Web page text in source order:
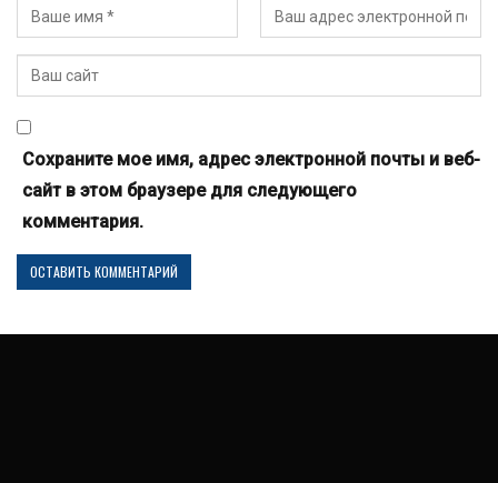
Сохраните мое имя, адрес электронной почты и веб-
сайт в этом браузере для следующего
комментария.